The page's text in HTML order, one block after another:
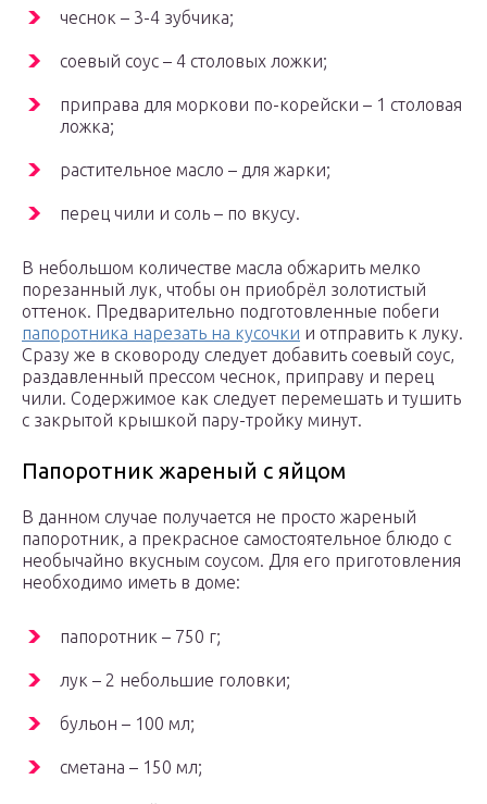
чеснок – 3-4 зубчика;
соевый соус – 4 столовых ложки;
приправа для моркови по-корейски – 1 столовая
ложка;
растительное масло – для жарки;
перец чили и соль – по вкусу.
В небольшом количестве масла обжарить мелко
порезанный лук, чтобы он приобрёл золотистый
оттенок. Предварительно подготовленные побеги
папоротника нарезать на кусочки и отправить к луку.
Сразу же в сковороду следует добавить соевый соус,
раздавленный прессом чеснок, приправу и перец
чили. Содержимое как следует перемешать и тушить
с закрытой крышкой пару-тройку минут.
Папоротник жареный с яйцом
В данном случае получается не просто жареный
папоротник, а прекрасное самостоятельное блюдо с
необычайно вкусным соусом. Для его приготовления
необходимо иметь в доме:
папоротник – 750 г;
лук – 2 небольшие головки;
бульон – 100 мл;
сметана – 150 мл;